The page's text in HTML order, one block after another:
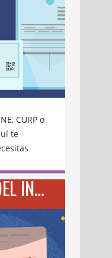
CURP o
te
y
Muchas
para
y
CREDENCIAL DEL INE: TRAMÍTALA EN 7 PASOS